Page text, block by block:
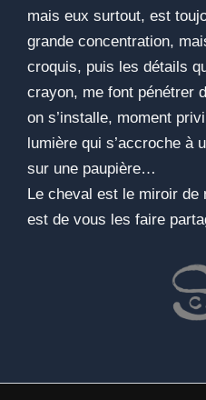
mais eux surtout, est
grande concentration,
croquis, puis les détails
crayon, me font pénétrer
on s’installe, moment
lumière qui s’accroche à
sur une paupière…
Le cheval est le miroir
est de vous les faire